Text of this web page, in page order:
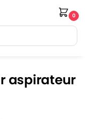
0
30€ d’achat.
aspirateur